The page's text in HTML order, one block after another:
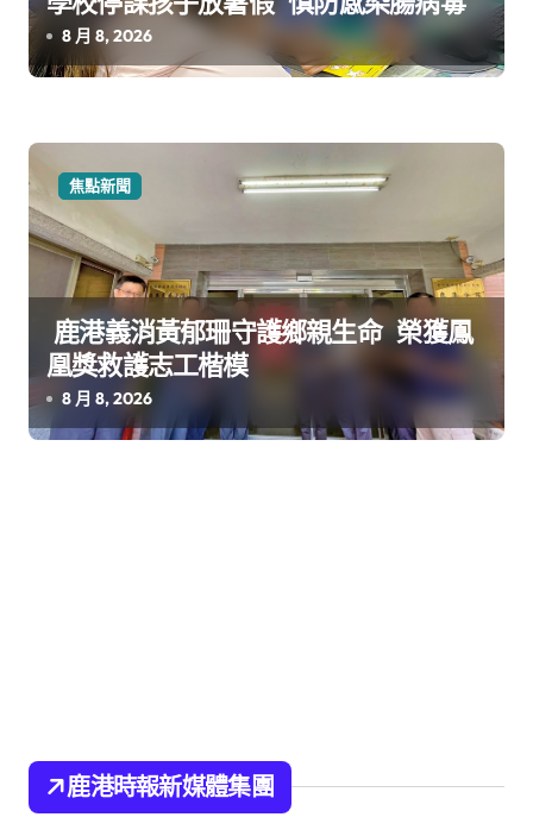
8 月 8, 2026
焦點新聞
鹿港義消黃郁珊守護鄉親生命 榮獲鳳
凰獎救護志工楷模
8 月 8, 2026
鹿港時報新媒體集團